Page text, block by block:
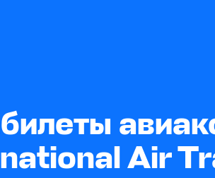
Air